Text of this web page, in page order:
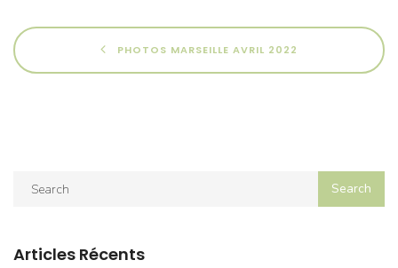
PHOTOS MARSEILLE AVRIL 2022
Articles Récents